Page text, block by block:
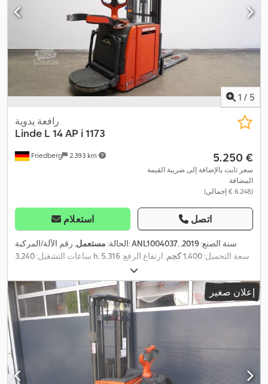
1 / 5
Friedberg 2.393 km
رافعة يدوية
Linde L 14 AP i 1173
‏5.250 €
سعر ثابت بالإضافة إلى ضريبة القيمة
المضافة
(‏6.248 € إجمالي)
استعلام اتصل
الحالة: مستعمل , رقم الآلة/المركبة:ANL1004037 , سنة الصنع:2019
,
ساعات التشغيل: 3.240 h , سعة التحميل:1.400 كجم , ارتفاع الرفع:5.316
, مركز تحميل الحمولة:
(تريبيليكس), سعة البطارية:500 آه , جهد البطارية: 24 V, عرض إطار
الشوكة:560 مم , طول الشوكات:1.150 مم , وزن فارغ:1.636 كجم
,
الارتفاع الكلي:2.270 مم , الطول الكلي:2.390 مم , العرض الكلي:
800
مم, وقود:كهرباء ,
إعلان صغير